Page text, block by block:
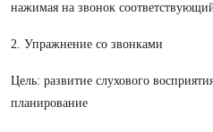
нажимая на звонок
2. Упражнение со звонками
Цель: развитие слухового
планирование